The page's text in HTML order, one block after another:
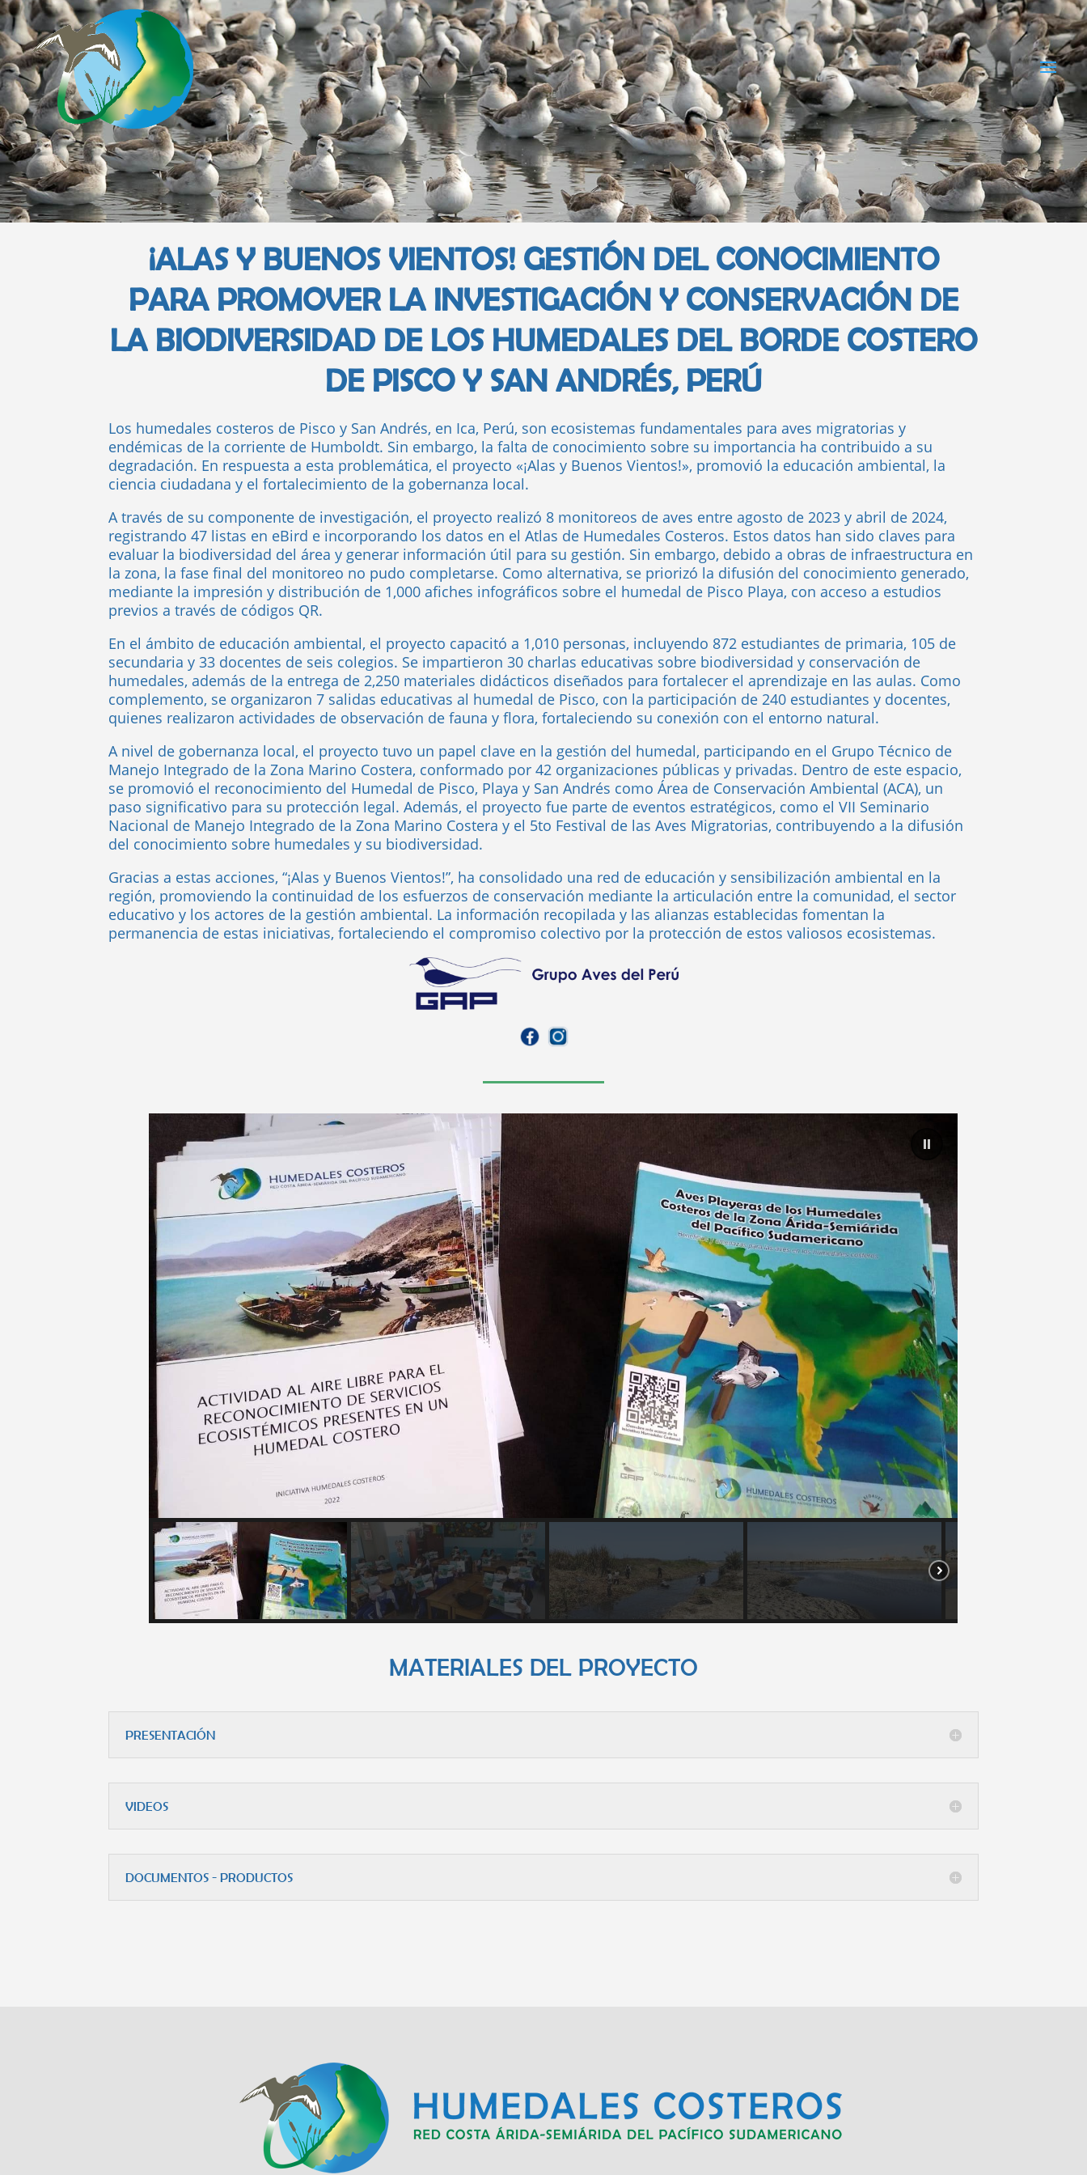
¡ALAS Y BUENOS VIENTOS! GESTIÓN DEL CONOCIMIENTO
PARA PROMOVER LA INVESTIGACIÓN Y CONSERVACIÓN DE
LA BIODIVERSIDAD DE LOS HUMEDALES DEL BORDE COSTERO
DE PISCO Y SAN ANDRÉS, PERÚ
Los humedales costeros de Pisco y San Andrés, en Ica, Perú, son ecosistemas fundamentales para aves migratorias y
endémicas de la corriente de Humboldt. Sin embargo, la falta de conocimiento sobre su importancia ha contribuido a su
degradación. En respuesta a esta problemática, el proyecto «¡Alas y Buenos Vientos!», promovió la educación ambiental, la
ciencia ciudadana y el fortalecimiento de la gobernanza local.
A través de su componente de investigación, el proyecto realizó 8 monitoreos de aves entre agosto de 2023 y abril de 2024,
registrando 47 listas en eBird e incorporando los datos en el Atlas de Humedales Costeros. Estos datos han sido claves para
evaluar la biodiversidad del área y generar información útil para su gestión. Sin embargo, debido a obras de infraestructura en
la zona, la fase final del monitoreo no pudo completarse. Como alternativa, se priorizó la difusión del conocimiento generado,
mediante la impresión y distribución de 1,000 afiches infográficos sobre el humedal de Pisco Playa, con acceso a estudios
previos a través de códigos QR.
En el ámbito de educación ambiental, el proyecto capacitó a 1,010 personas, incluyendo 872 estudiantes de primaria, 105 de
secundaria y 33 docentes de seis colegios. Se impartieron 30 charlas educativas sobre biodiversidad y conservación de
humedales, además de la entrega de 2,250 materiales didácticos diseñados para fortalecer el aprendizaje en las aulas. Como
complemento, se organizaron 7 salidas educativas al humedal de Pisco, con la participación de 240 estudiantes y docentes,
quienes realizaron actividades de observación de fauna y flora, fortaleciendo su conexión con el entorno natural.
A nivel de gobernanza local, el proyecto tuvo un papel clave en la gestión del humedal, participando en el Grupo Técnico de
Manejo Integrado de la Zona Marino Costera, conformado por 42 organizaciones públicas y privadas. Dentro de este espacio,
se promovió el reconocimiento del Humedal de Pisco, Playa y San Andrés como Área de Conservación Ambiental (ACA), un
paso significativo para su protección legal. Además, el proyecto fue parte de eventos estratégicos, como el VII Seminario
Nacional de Manejo Integrado de la Zona Marino Costera y el 5to Festival de las Aves Migratorias, contribuyendo a la difusión
del conocimiento sobre humedales y su biodiversidad.
Gracias a estas acciones, “¡Alas y Buenos Vientos!”, ha consolidado una red de educación y sensibilización ambiental en la
región, promoviendo la continuidad de los esfuerzos de conservación mediante la articulación entre la comunidad, el sector
educativo y los actores de la gestión ambiental. La información recopilada y las alianzas establecidas fomentan la
permanencia de estas iniciativas, fortaleciendo el compromiso colectivo por la protección de estos valiosos ecosistemas.
MATERIALES DEL PROYECTO
PRESENTACIÓN
VIDEOS
DOCUMENTOS - PRODUCTOS